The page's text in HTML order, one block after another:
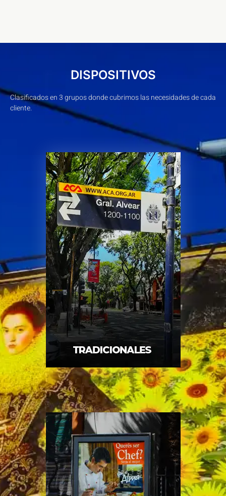
DISPOSITIVOS
Clasificados en 3 grupos donde cubrimos las necesidades de cada
cliente.